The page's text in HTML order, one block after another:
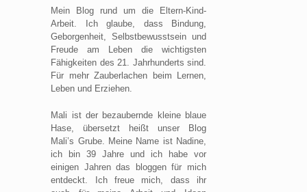
Mein Blog rund um die Eltern-Kind-
Arbeit. Ich glaube, dass Bindung,
Geborgenheit, Selbstbewusstsein und
Freude am Leben die wichtigsten
Fähigkeiten des 21. Jahrhunderts sind.
Für mehr Zauberlachen beim Lernen,
Leben und Erziehen.
Mali ist der bezaubernde kleine blaue
Hase, übersetzt heißt unser Blog
Mali’s Grube. Meine Name ist Nadine,
ich bin 39 Jahre und ich habe vor
einigen Jahren das bloggen für mich
entdeckt. Ich freue mich, dass ihr